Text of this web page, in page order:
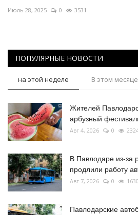
Июль 28, 2025 0 3531
ПОПУЛЯРНЫЕ НОВОСТИ
на этой неделе В этом месяце
Жителей
арбузный
Авг 4, 2026 0
В Павлодаре из-за
продлили работу
Авг 7, 2026 0 1630
Павлодарские